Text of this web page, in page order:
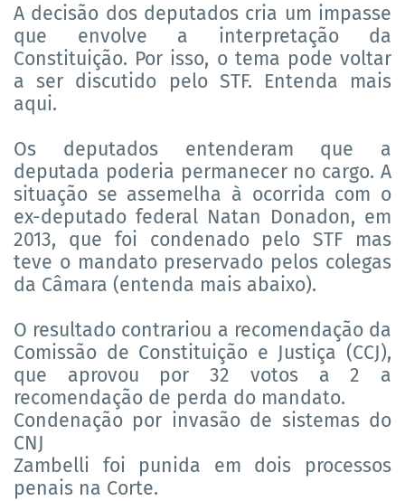
A decisão dos deputados cria um impasse
que envolve a interpretação da
Constituição. Por isso, o tema pode voltar
a ser discutido pelo STF. Entenda mais
aqui.
Os deputados entenderam que a
deputada poderia permanecer no cargo. A
situação se assemelha à ocorrida com o
ex-deputado federal Natan Donadon, em
2013, que foi condenado pelo STF mas
teve o mandato preservado pelos colegas
da Câmara (entenda mais abaixo).
O resultado contrariou a recomendação da
Comissão de Constituição e Justiça (CCJ),
que aprovou por 32 votos a 2 a
recomendação de perda do mandato.
Condenação por invasão de sistemas do
CNJ
Zambelli foi punida em dois processos
penais na Corte.